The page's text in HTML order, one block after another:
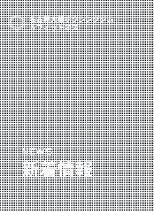
TOP
新着情報
ご予約
プライベートコ
レンタルスタジ
名古屋大橋ボクシング
大橋弘政プロフ
スタッフ紹
料金案内
設備紹介
アクセス
営業時間
トレーナー
スポンサー
NEWS
新着情報